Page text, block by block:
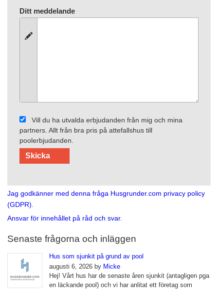
Ditt meddelande
Vill du ha utvalda erbjudanden från mig och mina
partners. Allt från bra pris på attefallshus till
poolerbjudanden.
Jag godkänner med denna fråga Husgrunder.com privacy policy
(GDPR).
Ansvar för innehållet på råd och svar.
Senaste frågorna och inläggen
Hus som sjunkit på grund av pool
augusti 6, 2026 by Micke
Hej! Vårt hus har de senaste åren sjunkit (antagligen pga
en läckande pool) och vi har anlitat ett företag som